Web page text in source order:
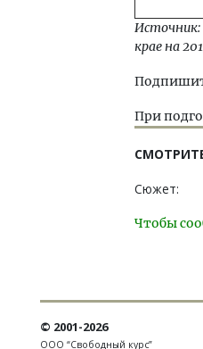
Источник:
крае на
При
Сюжет:
Чтобы
© 2001-2026
ООО “Свободный курс”